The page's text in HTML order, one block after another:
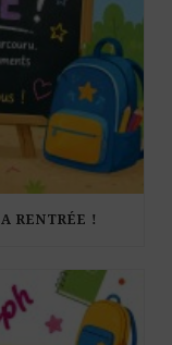
RENTRÉE !